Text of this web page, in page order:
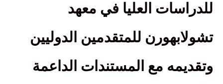
للدراسات العليا في معهد
تشولابهورن للمتقدمين الدوليين
وتقديمه مع المستندات الداعمة